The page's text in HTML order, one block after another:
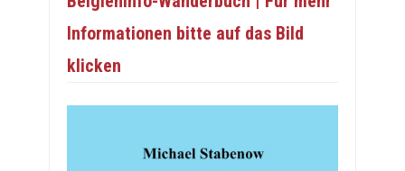
Informationen bitte auf das Bild
klicken